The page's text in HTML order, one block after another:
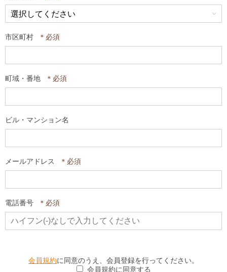
市区町村
町域・番地
ビル・マンション名
メールアドレス
電話番号
会員規約に同意のうえ、会員登録を行ってください。
会員規約に同意する